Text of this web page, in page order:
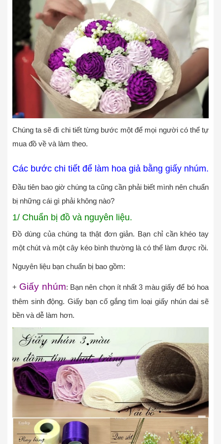
Chúng ta sẽ đi chi tiết từng bước một để mọi người có thể tự
mua đồ về và làm theo.
Các bước chi tiết để làm hoa giả bằng giấy nhúm.
Đầu tiên bao giờ chúng ta cũng cần phải biết mình nên chuẩn
bị những cái gì phải không nào?
1/ Chuẩn bị đồ và nguyên liệu.
Đồ dùng của chúng ta thật đơn giản. Bạn chỉ cần khéo tay
một chút và một cây kéo bình thường là có thể làm được rồi.
Nguyên liệu bạn chuẩn bị bao gồm:
+ Giấy nhúm: Bạn nên chọn ít nhất 3 màu giấy để bó hoa
thêm sinh động. Giấy bạn cố gắng tìm loại giấy nhún dai sẽ
bền và dễ làm hơn.